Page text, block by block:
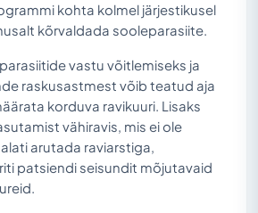
kohta kolmel järjestikusel
kõrvaldada sooleparasiite.
vastu võitlemiseks ja
raskusastmest võib teatud aja
korduva ravikuuri. Lisaks
vähiravis, mis ei ole
arutada raviarstiga,
patsiendi seisundit mõjutavaid